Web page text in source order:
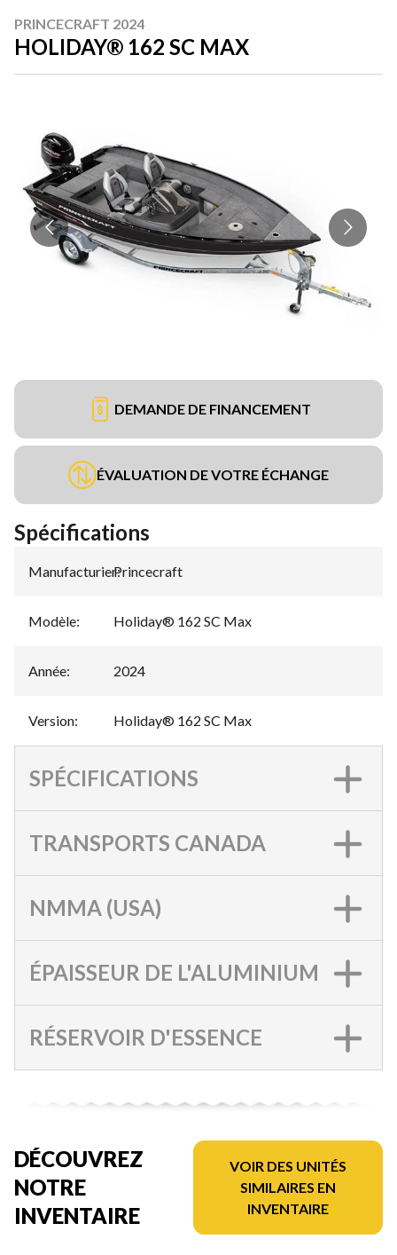
PRINCECRAFT 2024
HOLIDAY® 162 SC MAX
DEMANDE DE FINANCEMENT
ÉVALUATION DE VOTRE ÉCHANGE
Spécifications
Manufacturier:
Princecraft
Modèle: Holiday® 162 SC Max
Année: 2024
Version: Holiday® 162 SC Max
SPÉCIFICATIONS
TRANSPORTS CANADA
NMMA (USA)
ÉPAISSEUR DE L'ALUMINIUM
RÉSERVOIR D'ESSENCE
DÉCOUVREZ
NOTRE
INVENTAIRE
VOIR DES UNITÉS
SIMILAIRES EN
INVENTAIRE